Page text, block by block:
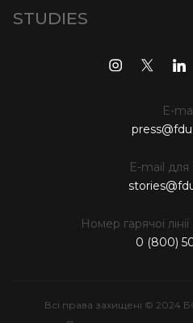
STUDIES
E-
E-mail для
Номер гарячої
0 (800)
Всі права захищені © 2024